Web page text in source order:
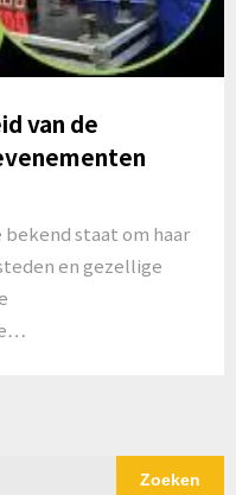
van de
bekend staat om haar
en gezellige
Zoeken